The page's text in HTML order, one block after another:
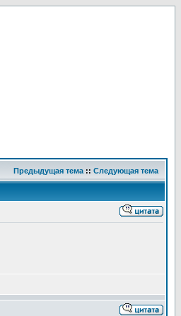
Предыдущая тема :: Следующая тема